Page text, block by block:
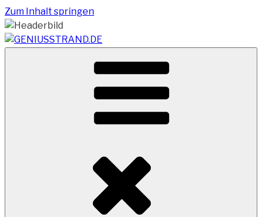
Zum Inhalt springen
GENIUSSTRAND.DE
Vom Geniusstrand zum JadeWeserPort/Container
Terminal Wilhelmshaven